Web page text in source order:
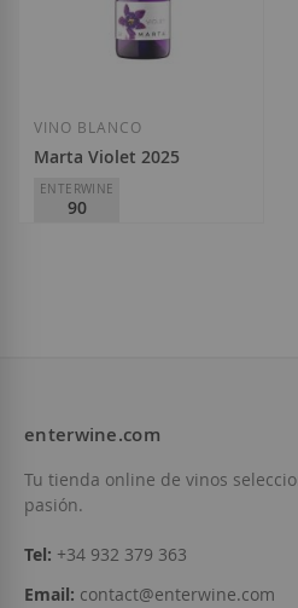
Añadir a la Lista de
VINO BLANCO
Marta Violet 2025
ENTERWINE
90
Añadir a la Lista
enterwine.com
Tu tienda online de vinos
pasión.
Tel: +34 932 379 363
Email: contact@enterwine.com